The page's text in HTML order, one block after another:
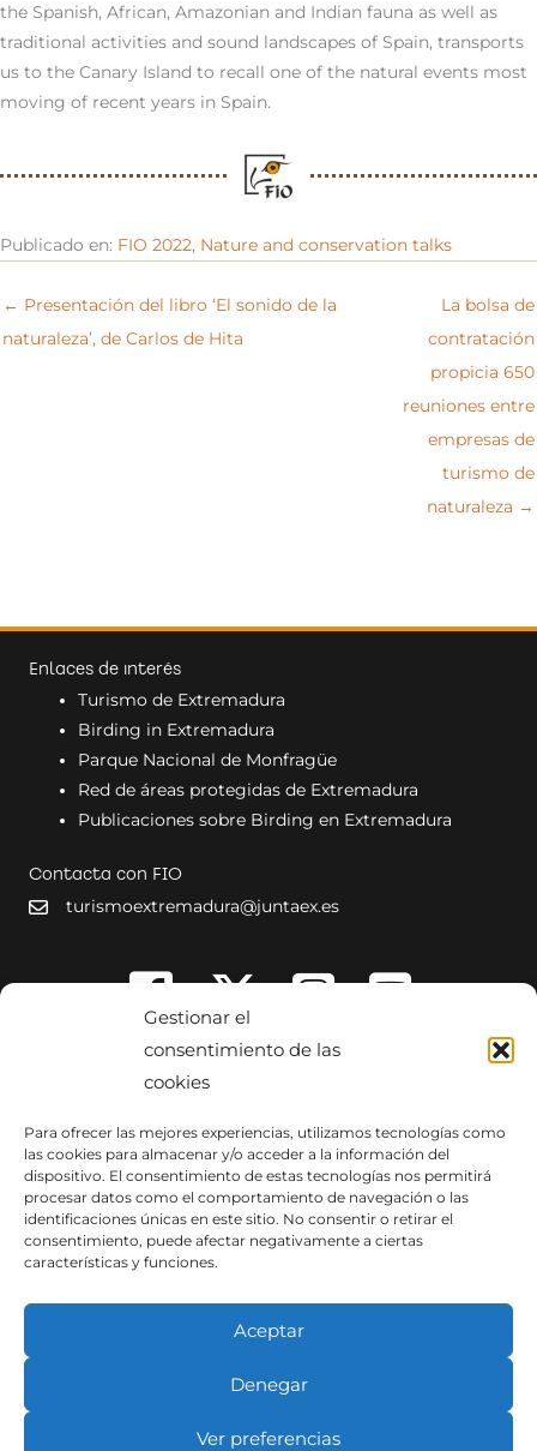
Gestionar el
consentimiento de las
cookies
Para ofrecer las mejores experiencias, utilizamos tecnologías como
las cookies para almacenar y/o acceder a la información del
dispositivo. El consentimiento de estas tecnologías nos permitirá
procesar datos como el comportamiento de navegación o las
identificaciones únicas en este sitio. No consentir o retirar el
consentimiento, puede afectar negativamente a ciertas
características y funciones.
Aceptar
Denegar
Ver preferencias
the Spanish, African, Amazonian and Indian fauna as well as
traditional activities and sound landscapes of Spain, transports
us to the Canary Island to recall one of the natural events most
moving of recent years in Spain.
Publicado en: FIO 2022, Nature and conservation talks
← Presentación del libro ‘El sonido de la
naturaleza’, de Carlos de Hita
La bolsa de
contratación
propicia 650
reuniones entre
empresas de
turismo de
naturaleza →
Enlaces de interés
Turismo de Extremadura
Birding in Extremadura
Parque Nacional de Monfragüe
Red de áreas protegidas de Extremadura
Publicaciones sobre Birding en Extremadura
Contacta con FIO
turismoextremadura@juntaex.es
Copyright © 2014-2026 Dirección General de Turismo. Todos los